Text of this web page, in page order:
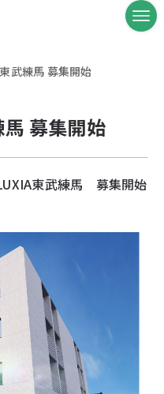
武練馬 募集開始
募集開始
東武練馬 募集開始